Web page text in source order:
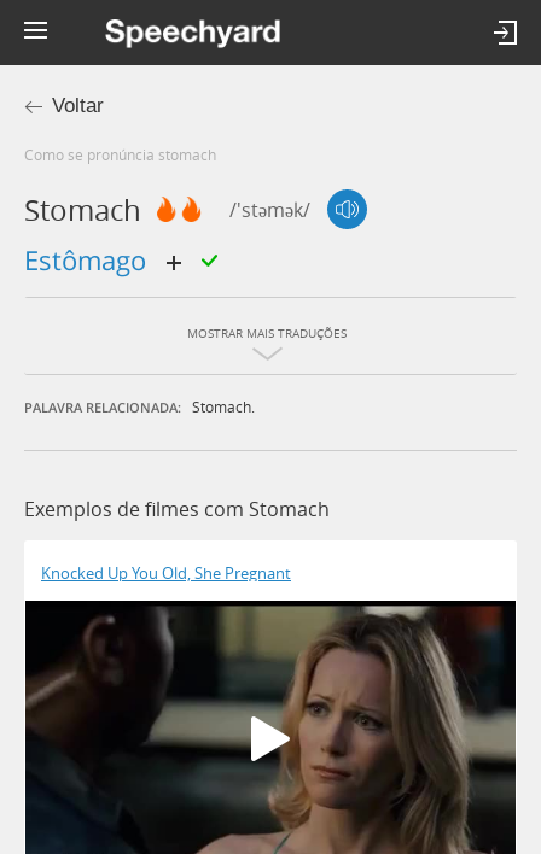
Voltar
Como se pronúncia stomach
Stomach /'stəmək/
estômago
MOSTRAR MAIS TRADUÇÕES
PALAVRA RELACIONADA: Stomach.
Exemplos de filmes com Stomach
Knocked Up You Old, She Pregnant